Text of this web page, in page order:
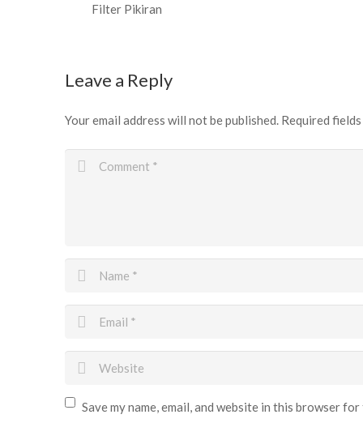
Filter Pikiran
Leave a Reply
Your email address will not be published. Required
Save my name, email, and website in this browser